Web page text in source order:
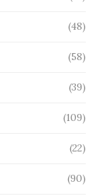
(48)
(58)
(39)
(109)
(22)
(90)